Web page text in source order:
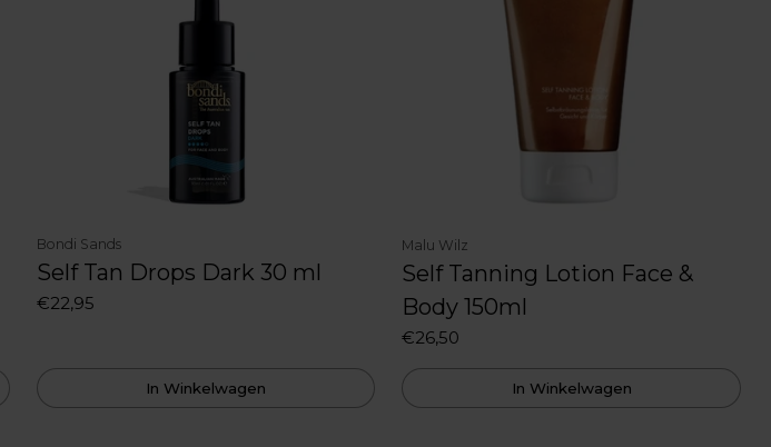
Bondi Sands
Self Tan Drops Dark 30 ml
€22,95
In Winkelwagen
Malu Wilz
Self Tanning Lotion Face &
Body 150ml
€26,50
In Winkelwagen